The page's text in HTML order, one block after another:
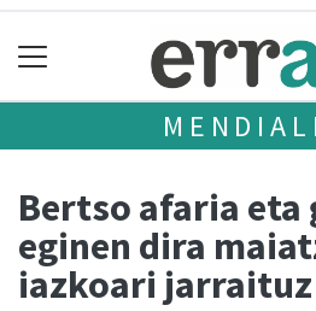
Bertso afaria eta
eginen dira
iazkoari jarraituz